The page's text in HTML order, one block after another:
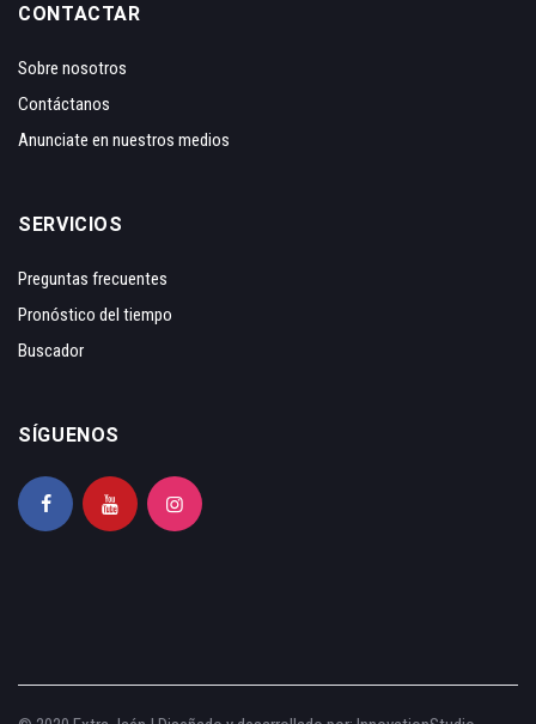
CONTACTAR
Sobre nosotros
Contáctanos
Anunciate en nuestros medios
SERVICIOS
Preguntas frecuentes
Pronóstico del tiempo
Buscador
SÍGUENOS